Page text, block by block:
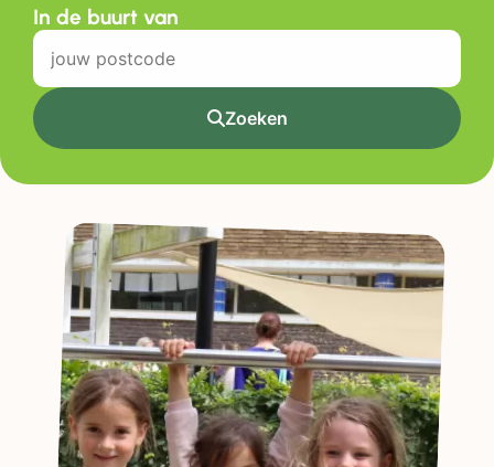
In de buurt van
Zoeken